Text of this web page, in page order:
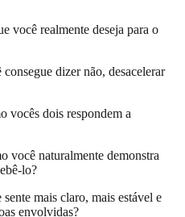
você realmente deseja para o
dizer não, desacelerar
vocês dois respondem a
você naturalmente demonstra
lo?
mais claro, mais estável e
envolvidas?